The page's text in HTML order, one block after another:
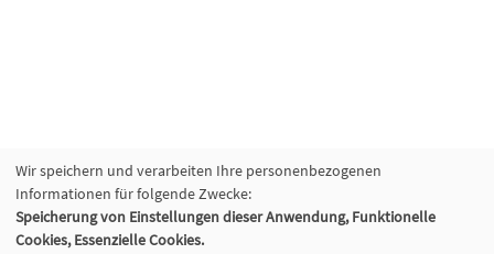
Wir speichern und verarbeiten Ihre personenbezogenen
Informationen für folgende Zwecke:
Speicherung von Einstellungen dieser Anwendung, Funktionelle
Cookies, Essenzielle Cookies.